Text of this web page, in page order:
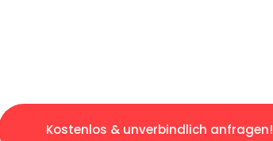
Kostenlos & unverbindlich anfragen!